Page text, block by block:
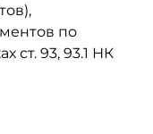
по
ст. 93, 93.1 НК